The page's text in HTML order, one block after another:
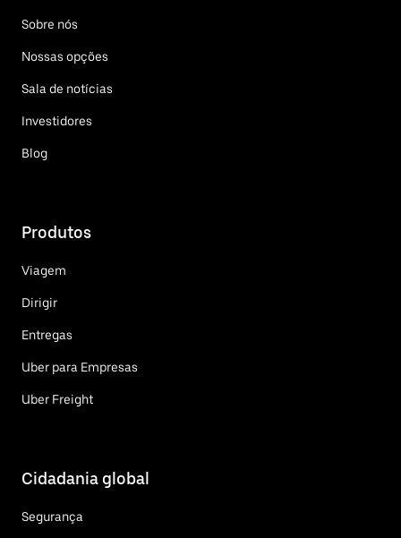
Sobre nós
Nossas opções
Sala de notícias
Investidores
Blog
Produtos
Viagem
Dirigir
Entregas
Uber para Empresas
Uber Freight
Cidadania global
Segurança